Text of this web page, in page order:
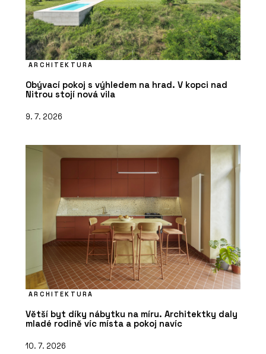
ARCHITEKTURA
Obývací pokoj s výhledem na hrad. V kopci nad
Nitrou stojí nová vila
9. 7. 2026
ARCHITEKTURA
Větší byt díky nábytku na míru. Architektky daly
mladé rodině víc místa a pokoj navíc
10. 7. 2026